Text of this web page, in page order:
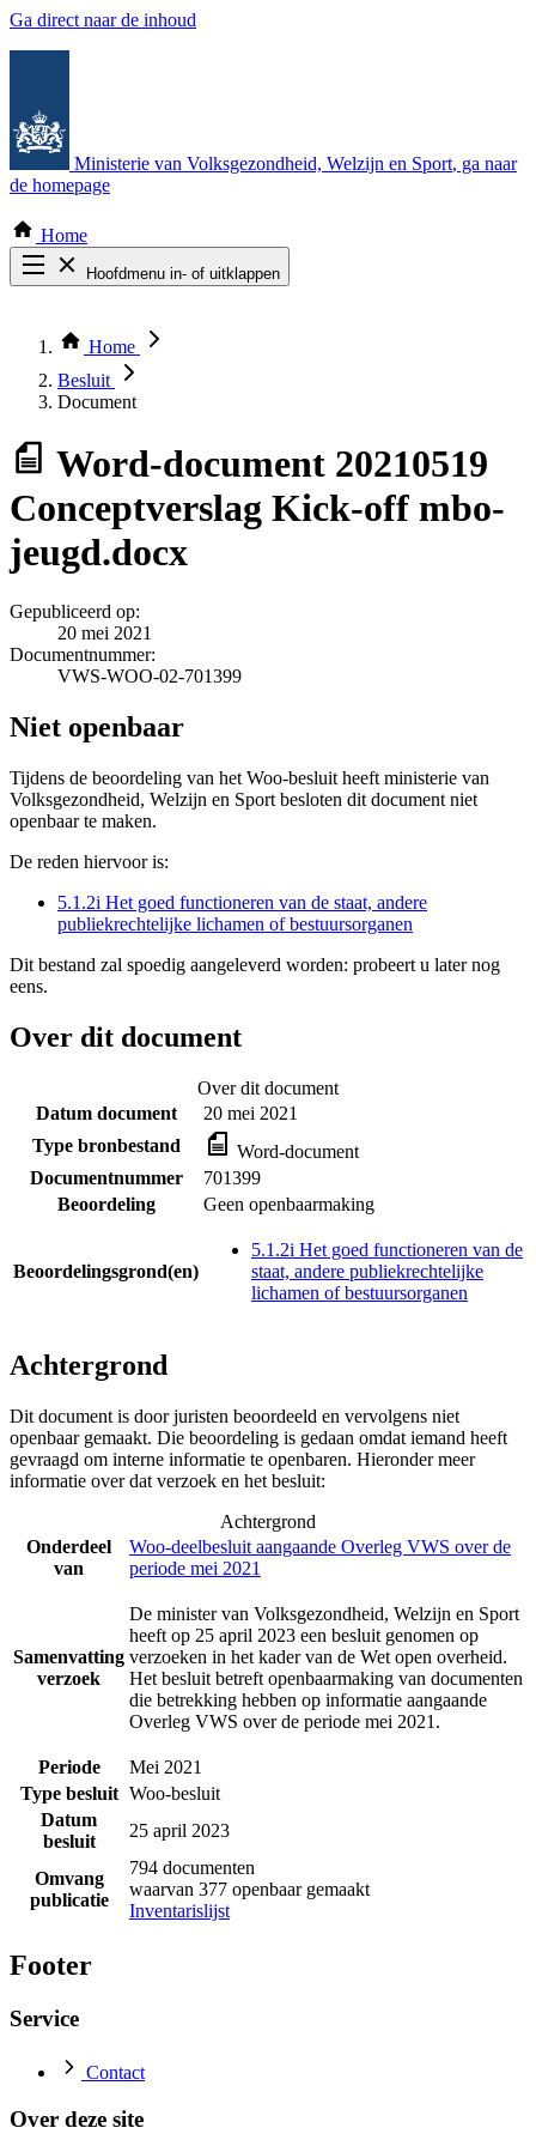
Ga direct naar de inhoud
Ministerie van Volksgezondheid, Welzijn en Sport, ga naar
de homepage
Home
Hoofdmenu in- of uitklappen
Thema COVID-19
Bekijk per bestuursorgaan
Home
Besluit
Document
Word-document 20210519
Conceptverslag Kick-off mbo-
jeugd.docx
Gepubliceerd op:
20 mei 2021
Documentnummer:
VWS-WOO-02-701399
Niet openbaar
Tijdens de beoordeling van het Woo-besluit heeft ministerie van
Volksgezondheid, Welzijn en Sport besloten dit document niet
openbaar te maken.
De reden hiervoor is:
5.1.2i Het goed functioneren van de staat, andere
publiekrechtelijke lichamen of bestuursorganen
Dit bestand zal spoedig aangeleverd worden: probeert u later nog
eens.
Over dit document
Over dit document
Datum document
20 mei 2021
Type bronbestand
Word-document
Documentnummer
701399
Beoordeling
Geen openbaarmaking
Beoordelingsgrond(en)
5.1.2i Het goed functioneren van de
staat, andere publiekrechtelijke
lichamen of bestuursorganen
Achtergrond
Dit document is door juristen beoordeeld en vervolgens niet
openbaar gemaakt. Die beoordeling is gedaan omdat iemand heeft
gevraagd om interne informatie te openbaren. Hieronder meer
informatie over dat verzoek en het besluit:
Achtergrond
Onderdeel
van
Woo-deelbesluit aangaande Overleg VWS over de
periode mei 2021
Samenvatting
verzoek
De minister van Volksgezondheid, Welzijn en Sport
heeft op 25 april 2023 een besluit genomen op
verzoeken in het kader van de Wet open overheid.
Het besluit betreft openbaarmaking van documenten
die betrekking hebben op informatie aangaande
Overleg VWS over de periode mei 2021.
Periode
Mei 2021
Type besluit Woo-besluit
Datum
besluit
25 april 2023
Omvang
publicatie
794 documenten
waarvan 377 openbaar gemaakt
Inventarislijst
Footer
Service
Contact
Over deze site